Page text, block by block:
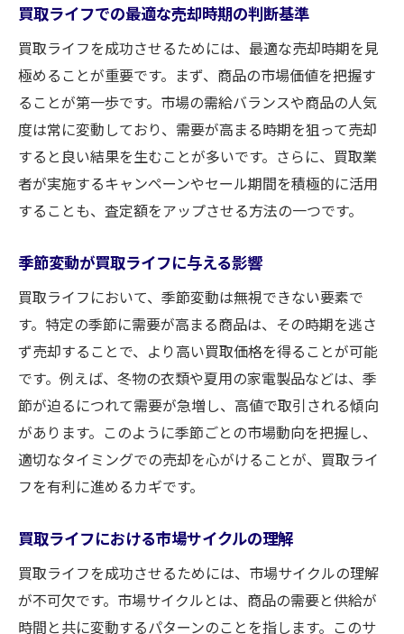
買取ライフでの最適な売却時期の判断基準
買取ライフを成功させるためには、最適な売却時期を見
極めることが重要です。まず、商品の市場価値を把握す
ることが第一歩です。市場の需給バランスや商品の人気
度は常に変動しており、需要が高まる時期を狙って売却
すると良い結果を生むことが多いです。さらに、買取業
者が実施するキャンペーンやセール期間を積極的に活用
することも、査定額をアップさせる方法の一つです。
季節変動が買取ライフに与える影響
買取ライフにおいて、季節変動は無視できない要素で
す。特定の季節に需要が高まる商品は、その時期を逃さ
ず売却することで、より高い買取価格を得ることが可能
です。例えば、冬物の衣類や夏用の家電製品などは、季
節が迫るにつれて需要が急増し、高値で取引される傾向
があります。このように季節ごとの市場動向を把握し、
適切なタイミングでの売却を心がけることが、買取ライ
フを有利に進めるカギです。
買取ライフにおける市場サイクルの理解
買取ライフを成功させるためには、市場サイクルの理解
が不可欠です。市場サイクルとは、商品の需要と供給が
時間と共に変動するパターンのことを指します。このサ